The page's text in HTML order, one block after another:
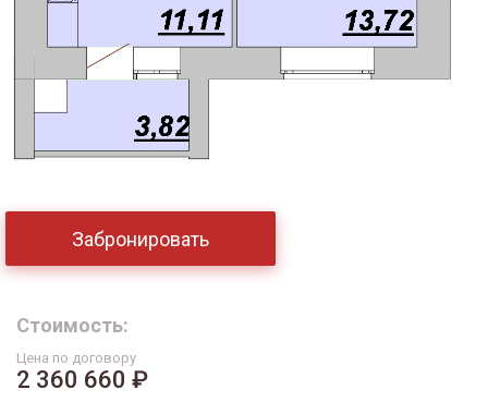
Забронировать
Стоимость:
Цена по договору
2 360 660 ₽